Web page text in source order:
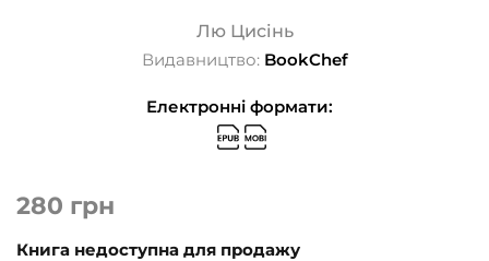
Лю Цисінь
Видавництво: BookChef
Електронні формати:
280 грн
Книга недоступна для продажу